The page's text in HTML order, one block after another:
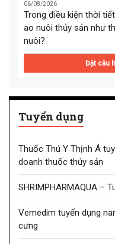
06/08/2026
Trong điều kiện thời
ao nuôi thủy sản như
nuôi?
Đặt câu
Tuyển dụng
Thuốc Thú Y Thịnh Á
doanh thuốc thủy sản
SHRIMPHARMAQUA –
Vemedim tuyển dụng
cưng